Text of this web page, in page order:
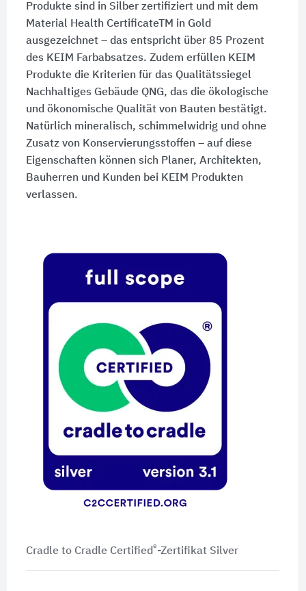
Produkte sind in Silber zertifiziert und mit dem
Material Health CertificateTM in Gold
ausgezeichnet – das entspricht über 85 Prozent
des KEIM Farbabsatzes. Zudem erfüllen KEIM
Produkte die Kriterien für das Qualitätssiegel
Nachhaltiges Gebäude QNG, das die ökologische
und ökonomische Qualität von Bauten bestätigt.
Natürlich mineralisch, schimmelwidrig und ohne
Zusatz von Konservierungsstoffen – auf diese
Eigenschaften können sich Planer, Architekten,
Bauherren und Kunden bei KEIM Produkten
verlassen.
Cradle to Cradle Certified®-Zertifikat Silver